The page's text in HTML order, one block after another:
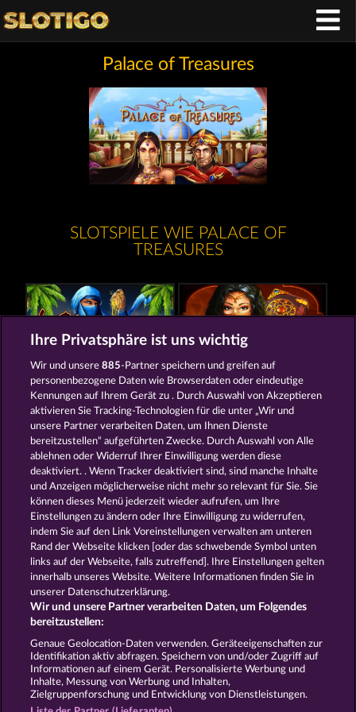
Palace of Treasures
SLOTSPIELE WIE PALACE OF
TREASURES
40 Thieves Magic Book 6
Magic Book
AGB Datenschutz Impressum
Unternehmensseite
Affiliate-Programm
Widerruf einreichen
Ihre Privatsphäre ist uns wichtig
Wir und unsere885-Partner speichern und greifen auf
personenbezogene Daten wie Browserdaten oder eindeutige
Kennungen auf Ihrem Gerät zu . Durch Auswahl von Akzeptieren
aktivieren Sie Tracking-Technologien für die unter „Wir und
unsere Partner verarbeiten Daten, um Ihnen Dienste
bereitzustellen“ aufgeführten Zwecke. Durch Auswahl von Alle
ablehnen oder Widerruf Ihrer Einwilligung werden diese
deaktiviert. . Wenn Tracker deaktiviert sind, sind manche Inhalte
und Anzeigen möglicherweise nicht mehr so ​​relevant für Sie. Sie
können dieses Menü jederzeit wieder aufrufen, um Ihre
Einstellungen zu ändern oder Ihre Einwilligung zu widerrufen,
indem Sie auf den Link Voreinstellungen verwalten am unteren
Rand der Webseite klicken [oder das schwebende Symbol unten
links auf der Webseite, falls zutreffend]. Ihre Einstellungen gelten
innerhalb unseres Website. Weitere Informationen finden Sie in
unserer Datenschutzerklärung.
Wir und unsere Partner verarbeiten Daten, um Folgendes
bereitzustellen:
Genaue Geolocation-Daten verwenden. Geräteeigenschaften zur
Identifikation aktiv abfragen. Speichern von und/oder Zugriff auf
Informationen auf einem Gerät. Personalisierte Werbung und
Inhalte, Messung von Werbung und Inhalten,
Zielgruppenforschung und Entwicklung von Dienstleistungen.